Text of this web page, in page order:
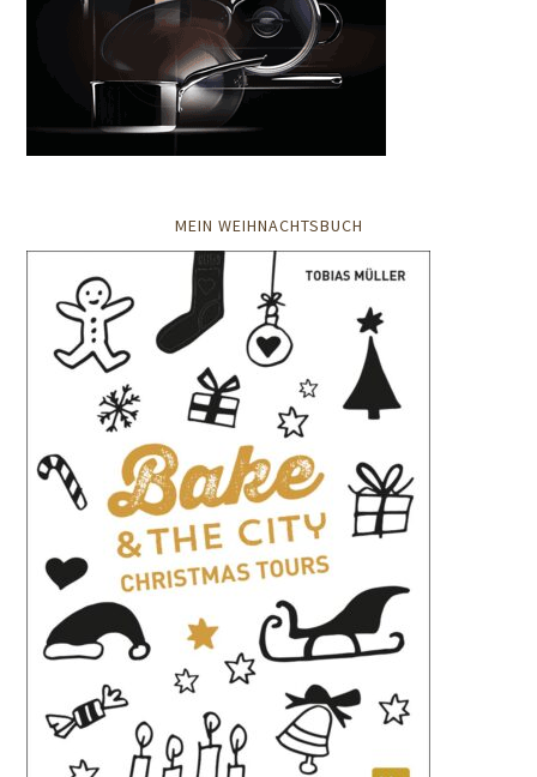
MEIN WEIHNACHTSBUCH